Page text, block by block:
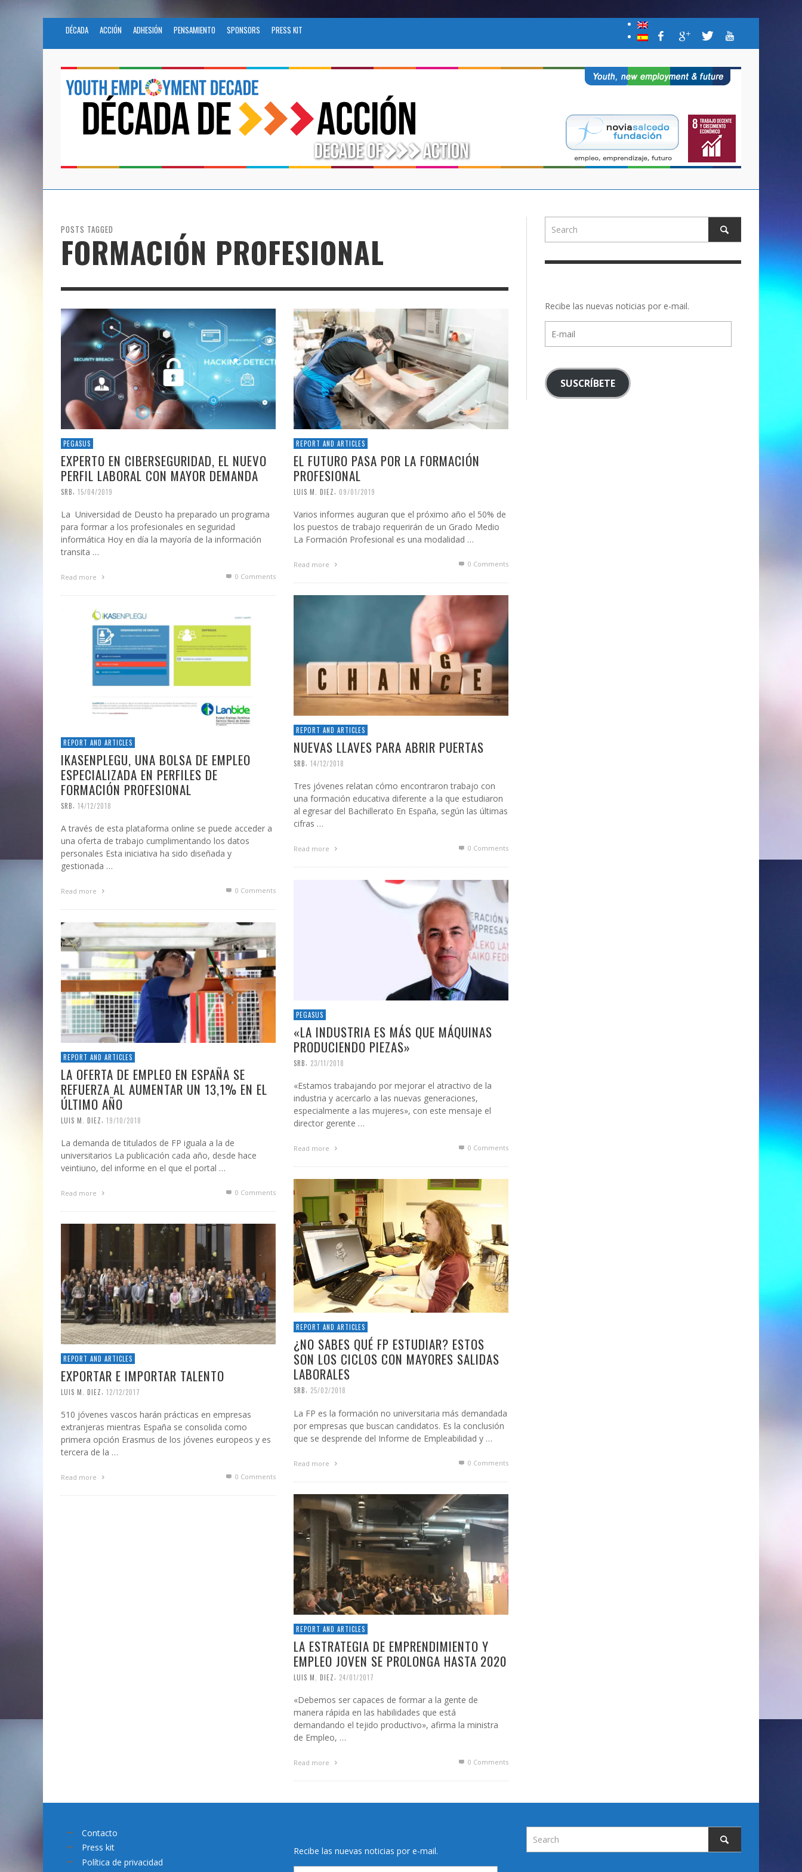
DÉCADA ACCIÓN ADHESIÓN PENSAMIENTO SPONSORS PRESS KIT
POSTS TAGGED
FORMACIÓN PROFESIONAL
PEGASUS
EXPERTO EN CIBERSEGURIDAD, EL NUEVO
PERFIL LABORAL CON MAYOR DEMANDA
SRB 15/04/2019
La Universidad de Deusto ha preparado un programa
para formar a los profesionales en seguridad
informática Hoy en día la mayoría de la información
transita …
Read more 0 Comments
REPORT AND ARTICLES
EL FUTURO PASA POR LA FORMACIÓN
PROFESIONAL
LUIS M. DIEZ 09/01/2019
Varios informes auguran que el próximo año el 50% de
los puestos de trabajo requerirán de un Grado Medio
La Formación Profesional es una modalidad …
Read more 0 Comments
REPORT AND ARTICLES
NUEVAS LLAVES PARA ABRIR PUERTAS
SRB 14/12/2018
Tres jóvenes relatan cómo encontraron trabajo con
una formación educativa diferente a la que estudiaron
al egresar del Bachillerato En España, según las últimas
cifras …
Read more 0 Comments
REPORT AND ARTICLES
IKASENPLEGU, UNA BOLSA DE EMPLEO
ESPECIALIZADA EN PERFILES DE
FORMACIÓN PROFESIONAL
SRB 14/12/2018
A través de esta plataforma online se puede acceder a
una oferta de trabajo cumplimentando los datos
personales Esta iniciativa ha sido diseñada y
gestionada …
Read more 0 Comments
PEGASUS
«LA INDUSTRIA ES MÁS QUE MÁQUINAS
PRODUCIENDO PIEZAS»
SRB 23/11/2018
«Estamos trabajando por mejorar el atractivo de la
industria y acercarlo a las nuevas generaciones,
especialmente a las mujeres», con este mensaje el
director gerente …
Read more 0 Comments
REPORT AND ARTICLES
LA OFERTA DE EMPLEO EN ESPAÑA SE
REFUERZA AL AUMENTAR UN 13,1% EN EL
ÚLTIMO AÑO
LUIS M. DIEZ 19/10/2018
La demanda de titulados de FP iguala a la de
universitarios La publicación cada año, desde hace
veintiuno, del informe en el que el portal …
Read more 0 Comments
REPORT AND ARTICLES
¿NO SABES QUÉ FP ESTUDIAR? ESTOS
SON LOS CICLOS CON MAYORES SALIDAS
LABORALES
SRB 25/02/2018
La FP es la formación no universitaria más demandada
por empresas que buscan candidatos. Es la conclusión
que se desprende del Informe de Empleabilidad y …
Read more 0 Comments
REPORT AND ARTICLES
EXPORTAR E IMPORTAR TALENTO
LUIS M. DIEZ 12/12/2017
510 jóvenes vascos harán prácticas en empresas
extranjeras mientras España se consolida como
primera opción Erasmus de los jóvenes europeos y es
tercera de la …
Read more 0 Comments
REPORT AND ARTICLES
LA ESTRATEGIA DE EMPRENDIMIENTO Y
EMPLEO JOVEN SE PROLONGA HASTA 2020
LUIS M. DIEZ 24/01/2017
«Debemos ser capaces de formar a la gente de
manera rápida en las habilidades que está
demandando el tejido productivo», afirma la ministra
de Empleo, …
Read more 0 Comments
Recibe las nuevas noticias por e-mail.
mail
SUSCRÍBETE
Contacto
Press kit
Política de privacidad
Recibe las nuevas noticias por e-mail.